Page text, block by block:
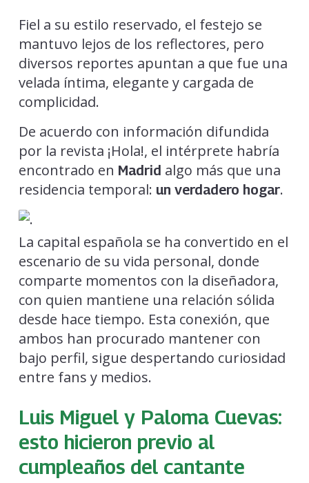
Fiel a su estilo reservado, el festejo se
mantuvo lejos de los reflectores, pero
diversos reportes apuntan a que fue una
velada íntima, elegante y cargada de
complicidad.
De acuerdo con información difundida
por la revista ¡Hola!, el intérprete habría
encontrado en Madrid algo más que una
residencia temporal: un verdadero hogar.
La capital española se ha convertido en el
escenario de su vida personal, donde
comparte momentos con la diseñadora,
con quien mantiene una relación sólida
desde hace tiempo. Esta conexión, que
ambos han procurado mantener con
bajo perfil, sigue despertando curiosidad
entre fans y medios.
Luis Miguel y Paloma Cuevas:
esto hicieron previo al
cumpleaños del cantante